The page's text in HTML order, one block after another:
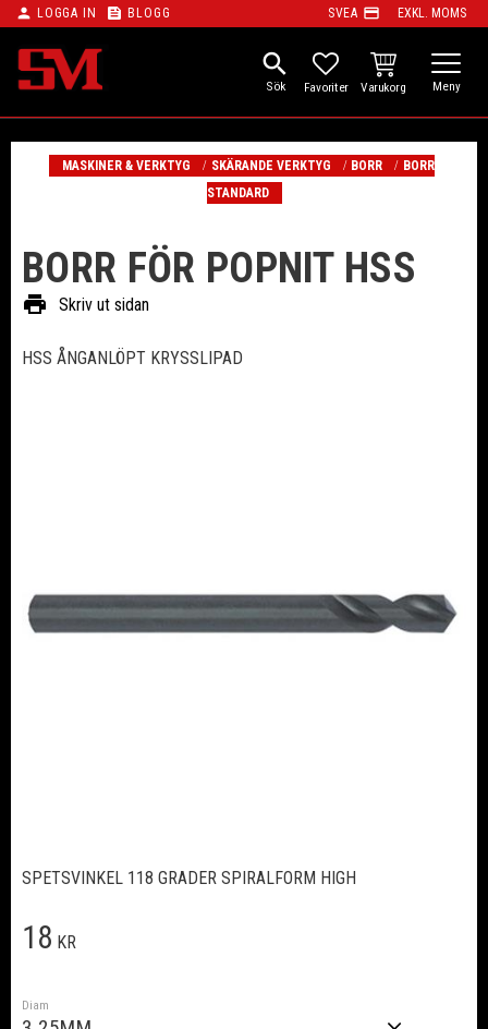
Meny
person LOGGA IN feed BLOGG SVEA payment EXKL. MOMS
search
FAVORITER
KUNDVAGN
MASKINER & VERKTYG SKÄRANDE VERKTYG BORR
BORR
STANDARD
BORR FÖR POPNIT HSS
print Skriv ut sidan
HSS ÅNGANLÖPT KRYSSLIPAD
SPETSVINKEL 118 GRADER SPIRALFORM HIGH
18 KR
Diam